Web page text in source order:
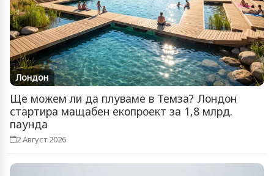
Лондон
Ще можем ли да плуваме в Темза? Лондон
стартира мащабен екопроект за 1,8 млрд.
паунда
2 Август 2026